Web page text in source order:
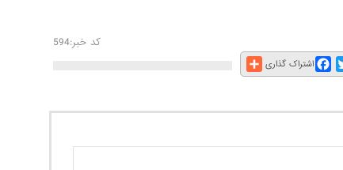
کد خبر:594
Share اشتراک گذاری
Facebook